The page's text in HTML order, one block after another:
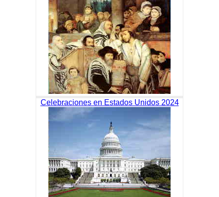
Celebraciones en Estados Unidos 2024